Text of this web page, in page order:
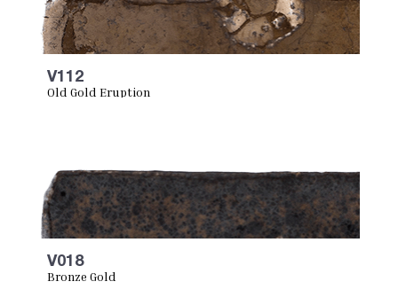
V112
Old Gold Eruption
V018
Bronze Gold